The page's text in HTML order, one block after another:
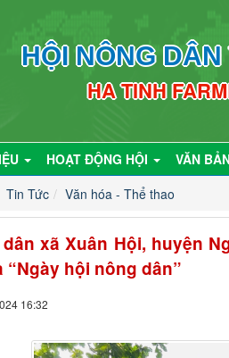
HỘI NÔNG
HA TINH
HOẠT ĐỘNG HỘI VĂN
Tin Tức Văn hóa - Thể thao
xã Xuân Hội, huyện
“Ngày hội nông dân”
16:32